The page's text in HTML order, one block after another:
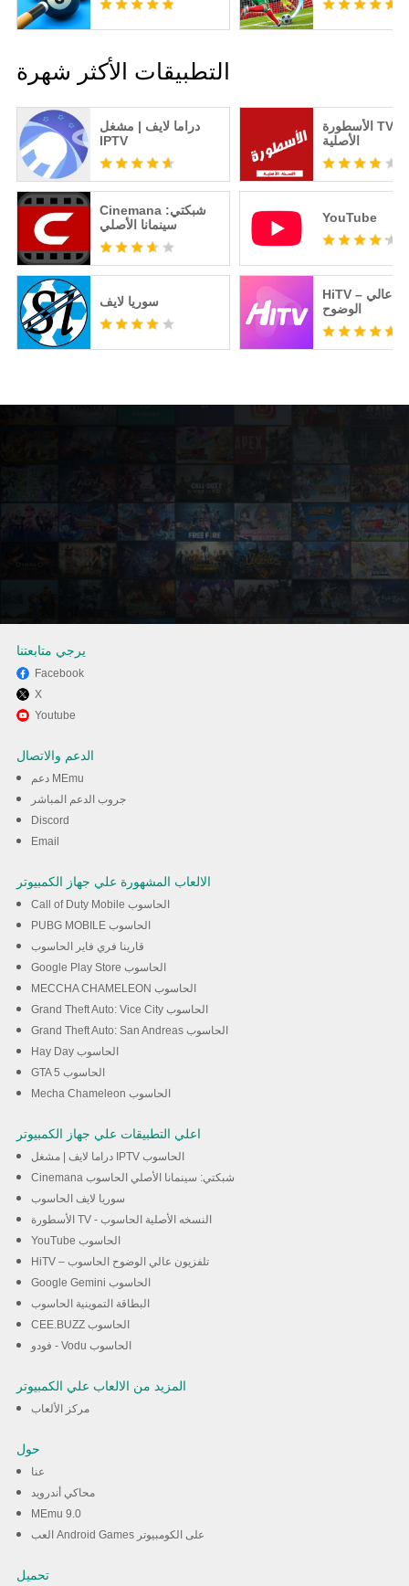
التطبيقات الأكثر شهرة
دراما لايف | مشغل
IPTV
Cinemana شبكتي:
سينمانا الأصلي
سوريا لايف
الأسطورة TV - النسخه
الأصلية
YouTube
HiTV – تلفزيون عالي
الوضوح
استخدم MEmu لتجربة Pure
Tuber - بدون إعلانات ومجاني على
يرجي متابعتنا
Facebook
X
Youtube
الدعم والاتصال
دعم MEmu
جروب الدعم المباشر
Discord
Email
الالعاب المشهورة علي جهاز الكمبيوتر
Call of Duty Mobile الحاسوب
PUBG MOBILE الحاسوب
قارينا فري فاير الحاسوب
Google Play Store الحاسوب
MECCHA CHAMELEON الحاسوب
Grand Theft Auto: Vice City الحاسوب
Grand Theft Auto: San Andreas الحاسوب
Hay Day الحاسوب
GTA 5 الحاسوب
Mecha Chameleon الحاسوب
اعلي التطبيقات علي جهاز الكمبيوتر
دراما لايف | مشغل IPTV الحاسوب
Cinemana شبكتي: سينمانا الأصلي الحاسوب
سوريا لايف الحاسوب
الأسطورة TV - النسخه الأصلية الحاسوب
YouTube الحاسوب
HiTV – تلفزيون عالي الوضوح الحاسوب
Google Gemini الحاسوب
البطاقة التموينية الحاسوب
CEE.BUZZ الحاسوب
فودو - Vodu الحاسوب
المزيد من الالعاب علي الكمبيوتر
مركز الألعاب
حول
عنا
محاكي أندرويد
MEmu 9.0
العب Android Games على الكومبيوتر
تحميل